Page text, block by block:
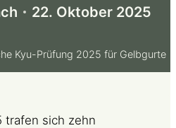
22. Oktober 2025
Kyu-Prüfung 2025 für Gelbgurte
trafen sich zehn